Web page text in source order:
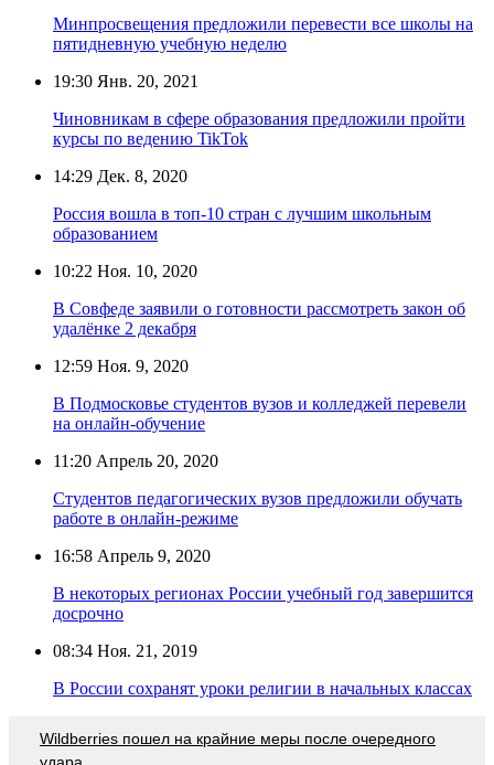
Минпросвещения предложили перевести все школы на
пятидневную учебную неделю
19:30 Янв. 20, 2021
Чиновникам в сфере образования предложили пройти
курсы по ведению TikTok
14:29 Дек. 8, 2020
Россия вошла в топ-10 стран с лучшим школьным
образованием
10:22 Ноя. 10, 2020
В Совфеде заявили о готовности рассмотреть закон об
удалёнке 2 декабря
12:59 Ноя. 9, 2020
В Подмосковье студентов вузов и колледжей перевели
на онлайн-обучение
11:20 Апрель 20, 2020
Студентов педагогических вузов предложили обучать
работе в онлайн-режиме
16:58 Апрель 9, 2020
В некоторых регионах России учебный год завершится
досрочно
08:34 Ноя. 21, 2019
В России сохранят уроки религии в начальных классах
Wildberries пошел на крайние меры после очередного
удара